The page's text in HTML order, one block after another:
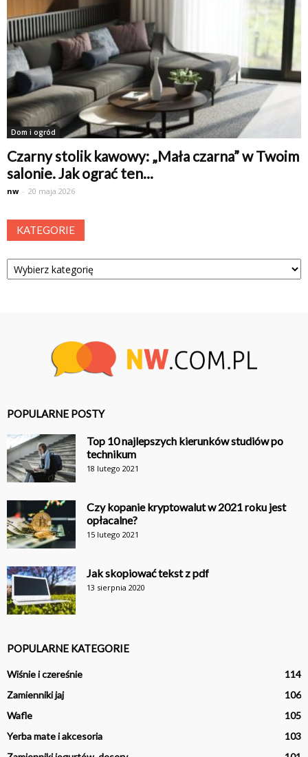
Dom i ogród
Czarny stolik kawowy: „Mała czarna” w Twoim
salonie. Jak ograć ten...
nw - 20 maja 2026
KATEGORIE
Kategorie
POPULARNE POSTY
Top 10 najlepszych kierunków studiów po
technikum
18 lutego 2021
Czy kopanie kryptowalut w 2021 roku jest
opłacalne?
15 lutego 2021
Jak skopiować tekst z pdf
13 sierpnia 2020
POPULARNE KATEGORIE
Wiśnie i czereśnie
114
Zamienniki jaj
106
Wafle
105
Yerba mate i akcesoria
103